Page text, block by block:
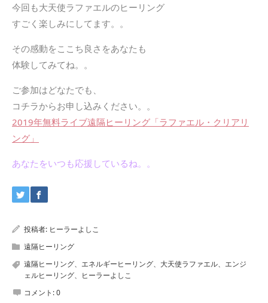
今回も大天使ラファエルのヒーリング
すごく楽しみにしてます。。
その感動をここち良さをあなたも
体験してみてね。。
ご参加はどなたでも、
コチラからお申し込みください。。
2019年無料ライブ遠隔ヒーリング「ラファエル・クリアリ
ング」
あなたをいつも応援しているね。。
投稿者: ヒーラーよしこ
遠隔ヒーリング
遠隔ヒーリング、エネルギーヒーリング、大天使ラファエル、エンジ
ェルヒーリング、ヒーラーよしこ
コメント:0